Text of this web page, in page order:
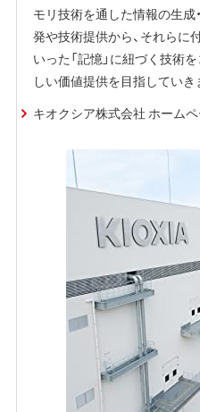
モリ技術を通した情報の生成
発や技術提供から、それらに
いった「記憶」に紐づく技術
しい価値提供を目指していき
キオクシア株式会社 ホームペ